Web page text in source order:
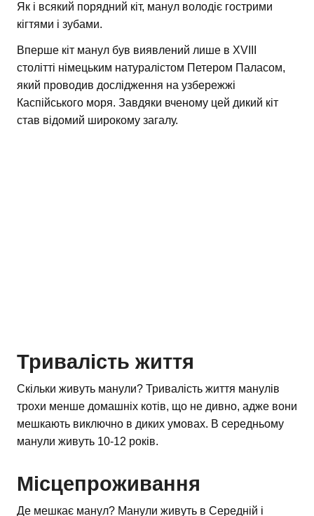
Як і всякий порядний кіт, манул володіє гострими
кігтями і зубами.
Вперше кіт манул був виявлений лише в ХVIII
столітті німецьким натуралістом Петером Паласом,
який проводив дослідження на узбережжі
Каспійського моря. Завдяки вченому цей дикий кіт
став відомий широкому загалу.
Тривалість життя
Скільки живуть манули? Тривалість життя манулів
трохи менше домашніх котів, що не дивно, адже вони
мешкають виключно в диких умовах. В середньому
манули живуть 10-12 років.
Місцепроживання
Де мешкає манул? Манули живуть в Середній і